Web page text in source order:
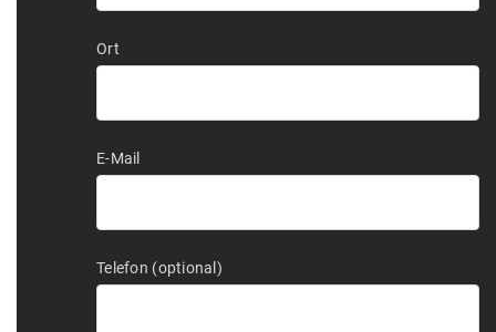
Ort
E-Mail
Telefon (optional)